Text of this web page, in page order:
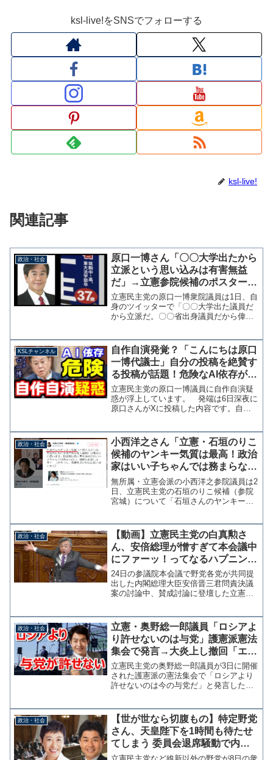
ksl-live!をSNSでフォローする
ksl-live!
関連記事
政治・社会
原口一博さん「〇〇大学出たから
立派という思い込みは有害無益
だ」→立憲参院候補のポスター
「元朝日新聞記者、筑駒中・高、
東大法学部卒」蓮舫「高卒にな
る、就職どうなる」
立憲民主党の原口一博衆院議員は1日、自
身のツイッターで「〇〇大学出た議員だ
から立派だ。〇〇省出身議員だから偉
い者に日本の舵取りはできない。試験に
適応しただけの頑迷な者が...
KSLチャンネル
自作自演発覚？「こんにちは原口
一博代議士」自分の投稿を絶賛す
る投稿が話題！危険なAI依存が原
因か【KSLチャンネル】
立憲民主党の原口一博議員に自作自演疑
惑が浮上しています。 発端は6日深夜に
原口さんがXに投稿した内容です。自身
日本が直面している精神的な課題の核心
を突くご指摘だと思いま...
政治・社会
小西洋之さん「立憲・石垣のりこ
候補のヤンキー気質は最高！政治
家はいい子ちゃんでは務まらな
い」←小西さんはもう少しいい子
にできないか？
無所属・立憲会派の小西洋之参院議員は2
日、立憲民主党の石垣のりこ候補（参院
宮城）について「石垣さんのヤンキー気
い」と本人宛にツイートし、要請があれ
ば応援に駆け付ける意思を...
政治・社会
【動画】立憲民主党の白真勲さ
ん、安倍総理が憎すぎて本会議中
にファーッ！ってなるハプニング
発生！一時議場は騒然
24日の参議院本会議で野党各党が共同提
出した内閣総理大臣安倍晋三君問責決議
案の討論中、賛成討論に登壇した立憲民
が見られ議場は騒然となった。 興奮し
すぎてちょっと何言って...
政治・社会
立憲・奥野総一郎議員「ロシアよ
り許せないのは与党」護憲派憲法
集会で発言→大炎上し撤回「エキ
サイトした」
立憲民主党の奥野総一郎議員が3日に開催
された護憲派の憲法集会で「ロシアより
許せないのは今の与党だ」と発言したこ
ともとれる内容だ。与党の改憲姿勢「ど
さくさ紛れ。ロシアより...
政治・社会
【世が世なら切腹もの】特定野党
さん、天皇陛下を1時間も待たせ
てしまう 委員会退席騒動で内奏
遅れる